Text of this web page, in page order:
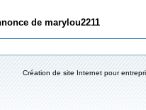
de marylou2211
Création de site Internet pour